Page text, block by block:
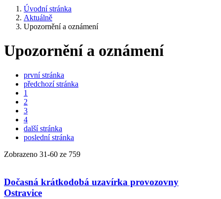
Úvodní stránka
Aktuálně
Upozornění a oznámení
Upozornění a oznámení
první stránka
předchozí stránka
1
2
3
4
další stránka
poslední stránka
Zobrazeno 31-60 ze 759
Dočasná krátkodobá uzavírka provozovny
Ostravice